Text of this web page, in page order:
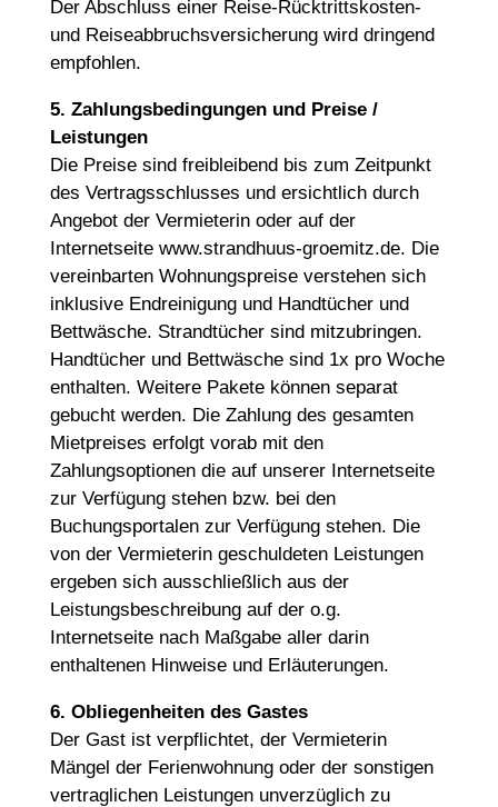
Der Abschluss einer Reise-Rücktrittskosten-
und Reiseabbruchsversicherung wird dringend
empfohlen.
5. Zahlungsbedingungen und Preise /
Leistungen
Die Preise sind freibleibend bis zum Zeitpunkt
des Vertragsschlusses und ersichtlich durch
Angebot der Vermieterin oder auf der
Internetseite www.strandhuus-groemitz.de. Die
vereinbarten Wohnungspreise verstehen sich
inklusive Endreinigung und Handtücher und
Bettwäsche. Strandtücher sind mitzubringen.
Handtücher und Bettwäsche sind 1x pro Woche
enthalten. Weitere Pakete können separat
gebucht werden. Die Zahlung des gesamten
Mietpreises erfolgt vorab mit den
Zahlungsoptionen die auf unserer Internetseite
zur Verfügung stehen bzw. bei den
Buchungsportalen zur Verfügung stehen. Die
von der Vermieterin geschuldeten Leistungen
ergeben sich ausschließlich aus der
Leistungsbeschreibung auf der o.g.
Internetseite nach Maßgabe aller darin
enthaltenen Hinweise und Erläuterungen.
6. Obliegenheiten des Gastes
Der Gast ist verpflichtet, der Vermieterin
Mängel der Ferienwohnung oder der sonstigen
vertraglichen Leistungen unverzüglich zu